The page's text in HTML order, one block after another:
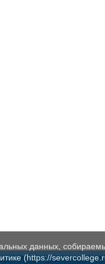
данных,
(https://